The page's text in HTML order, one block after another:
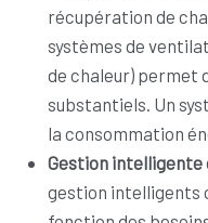
récupération de
systèmes de
de chaleur) permet
substantiels. Un
la consommation
Gestion intelligente
gestion intelligents